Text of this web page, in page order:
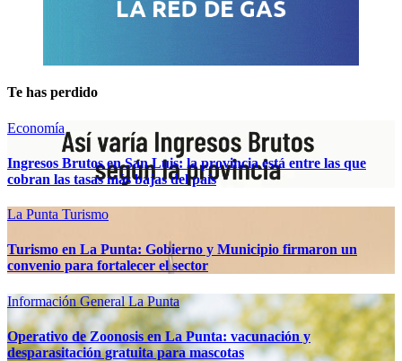
Te has perdido
Economía
Ingresos Brutos en San Luis: la provincia está entre las que
cobran las tasas más bajas del país
La Punta Turismo
Turismo en La Punta: Gobierno y Municipio firmaron un
convenio para fortalecer el sector
Información GeneralLa Punta
Operativo de Zoonosis en La Punta: vacunación y
desparasitación gratuita para mascotas